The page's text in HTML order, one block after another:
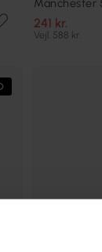
Manchester
241 kr.
Vejl. 588 kr.